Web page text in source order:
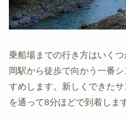
乗船場までの行き方はいく
岡駅から徒歩で向かう一番
すめします。新しくできた
を通って8分ほどで到着しま